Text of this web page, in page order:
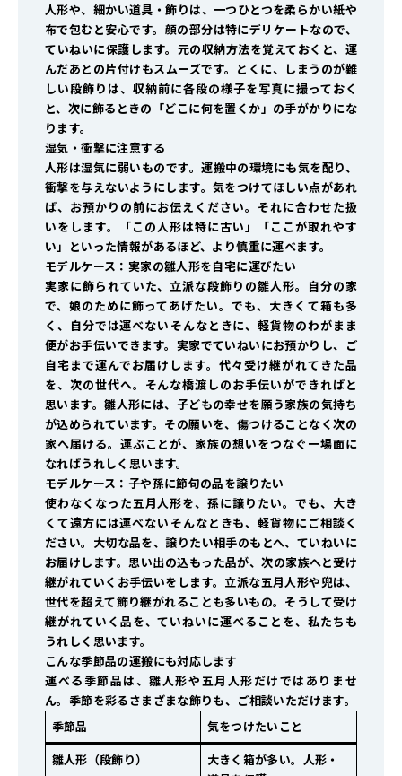
人形や、細かい道具・飾りは、一つひとつを柔らかい紙や
布で包むと安心です。顔の部分は特にデリケートなので、
ていねいに保護します。元の収納方法を覚えておくと、運
んだあとの片付けもスムーズです。とくに、しまうのが難
しい段飾りは、収納前に各段の様子を写真に撮っておく
と、次に飾るときの「どこに何を置くか」の手がかりにな
ります。
湿気・衝撃に注意する
人形は湿気に弱いものです。運搬中の環境にも気を配り、
衝撃を与えないようにします。気をつけてほしい点があれ
ば、お預かりの前にお伝えください。それに合わせた扱
いをします。「この人形は特に古い」「ここが取れやす
い」といった情報があるほど、より慎重に運べます。
モデルケース：実家の雛人形を自宅に運びたい
実家に飾られていた、立派な段飾りの雛人形。自分の家
で、娘のために飾ってあげたい。でも、大きくて箱も多
く、自分では運べない――そんなときに、軽貨物のわがまま
便がお手伝いできます。実家でていねいにお預かりし、ご
自宅まで運んでお届けします。代々受け継がれてきた品
を、次の世代へ。そんな橋渡しのお手伝いができればと
思います。雛人形には、子どもの幸せを願う家族の気持ち
が込められています。その願いを、傷つけることなく次の
家へ届ける。運ぶことが、家族の想いをつなぐ一場面に
なればうれしく思います。
モデルケース：子や孫に節句の品を譲りたい
使わなくなった五月人形を、孫に譲りたい。でも、大き
くて遠方には運べない――そんなときも、軽貨物にご相談く
ださい。大切な品を、譲りたい相手のもとへ、ていねいに
お届けします。思い出の込もった品が、次の家族へと受け
継がれていくお手伝いをします。立派な五月人形や兜は、
世代を超えて飾り継がれることも多いもの。そうして受け
継がれていく品を、ていねいに運べることを、私たちも
うれしく思います。
こんな季節品の運搬にも対応します
運べる季節品は、雛人形や五月人形だけではありませ
ん。季節を彩るさまざまな飾りも、ご相談いただけます。
季節品
気をつけたいこと
雛人形（段飾り）
大きく箱が多い。人形・